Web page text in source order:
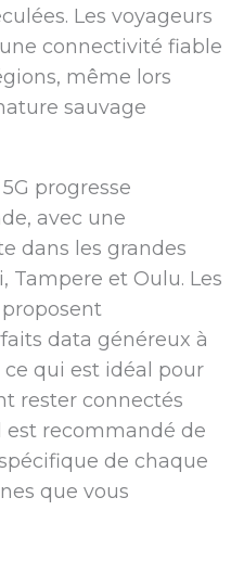
Les voyageurs
connectivité fiable
même lors
sauvage
progresse
avec une
dans les grandes
Tampere et Oulu. Les
data généreux à
qui est idéal pour
rester connectés
est recommandé de
de chaque
que vous